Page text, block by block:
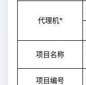
代理机*
项目名称
项目编号